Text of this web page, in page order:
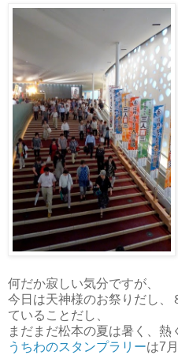
何だか寂しい気分ですが、
今日は天神様のお祭りだし、
ていることだし、
まだまだ松本の夏は暑く、熱
うちわのスタンプラリーは7